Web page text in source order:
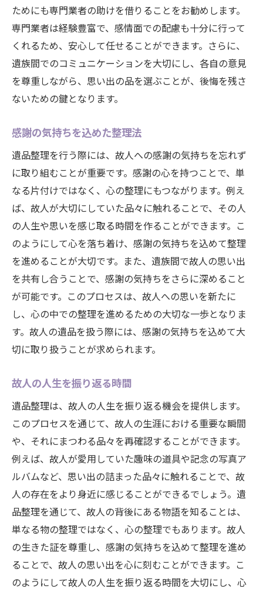
ためにも専門業者の助けを借りることをお勧めします。
専門業者は経験豊富で、感情面での配慮も十分に行って
くれるため、安心して任せることができます。さらに、
遺族間でのコミュニケーションを大切にし、各自の意見
を尊重しながら、思い出の品を選ぶことが、後悔を残さ
ないための鍵となります。
感謝の気持ちを込めた整理法
遺品整理を行う際には、故人への感謝の気持ちを忘れず
に取り組むことが重要です。感謝の心を持つことで、単
なる片付けではなく、心の整理にもつながります。例え
ば、故人が大切にしていた品々に触れることで、その人
の人生や思いを感じ取る時間を作ることができます。こ
のようにして心を落ち着け、感謝の気持ちを込めて整理
を進めることが大切です。また、遺族間で故人の思い出
を共有し合うことで、感謝の気持ちをさらに深めること
が可能です。このプロセスは、故人への思いを新たに
し、心の中での整理を進めるための大切な一歩となりま
す。故人の遺品を扱う際には、感謝の気持ちを込めて大
切に取り扱うことが求められます。
故人の人生を振り返る時間
遺品整理は、故人の人生を振り返る機会を提供します。
このプロセスを通じて、故人の生涯における重要な瞬間
や、それにまつわる品々を再確認することができます。
例えば、故人が愛用していた趣味の道具や記念の写真ア
ルバムなど、思い出の詰まった品々に触れることで、故
人の存在をより身近に感じることができるでしょう。遺
品整理を通じて、故人の背後にある物語を知ることは、
単なる物の整理ではなく、心の整理でもあります。故人
の生きた証を尊重し、感謝の気持ちを込めて整理を進め
ることで、故人の思い出を心に刻むことができます。こ
のようにして故人の人生を振り返る時間を大切にし、心